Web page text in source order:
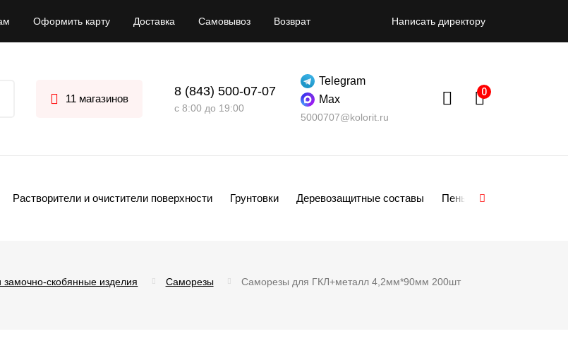
Оформить карту Доставка Самовывоз Возврат Написать директору
11 магазинов
8 (843) 500-07-07
с 8:00 до 19:00
Telegram
Max
5000707@kolorit.ru
Растворители и очистители поверхности Грунтовки Деревозащитные составы Пены
замочно-скобянные изделия Саморезы Саморезы для ГКЛ+металл 4,2мм*90мм 200шт